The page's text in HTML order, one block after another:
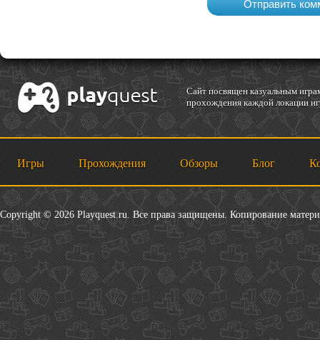
Cайт посвящен казуальным
прохождения каждой локации
Игры Прохождения Обзоры Блог
Copyright © 2026 Playquest.ru. Все права защищены. Копирование